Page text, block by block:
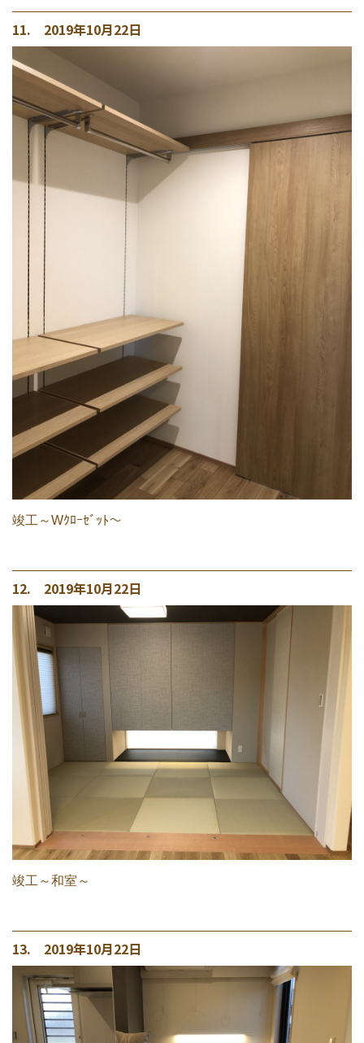
11. 2019年10月22日
竣工～Wｸﾛｰｾﾞｯﾄ～
12. 2019年10月22日
竣工～和室～
13. 2019年10月22日